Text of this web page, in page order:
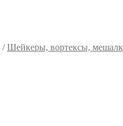
/Шейкеры, вортексы,